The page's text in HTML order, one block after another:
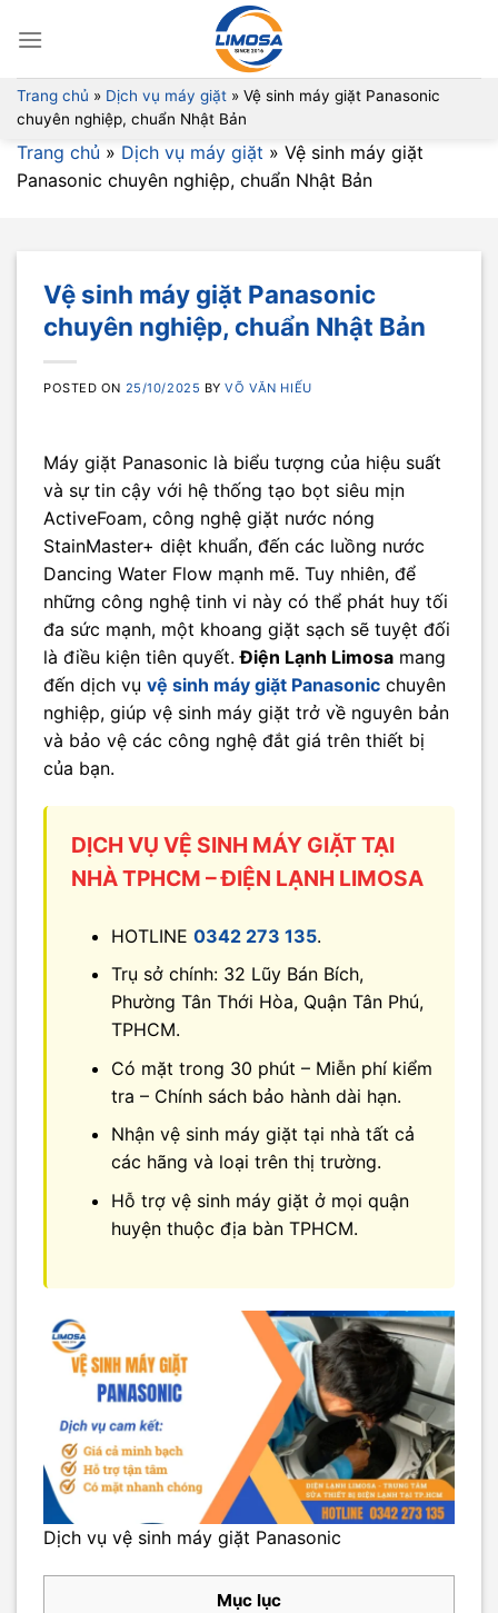
Trang chủ » Dịch vụ máy giặt » Vệ sinh máy giặt Panasonic
chuyên nghiệp, chuẩn Nhật Bản
Trang chủ » Dịch vụ máy giặt » Vệ sinh máy giặt
Panasonic chuyên nghiệp, chuẩn Nhật Bản
Vệ sinh máy giặt Panasonic
chuyên nghiệp, chuẩn Nhật Bản
POSTED ON 25/10/2025 BYVÕ VĂN HIẾU
Máy giặt Panasonic là biểu tượng của hiệu suất
và sự tin cậy với hệ thống tạo bọt siêu mịn
ActiveFoam, công nghệ giặt nước nóng
StainMaster+ diệt khuẩn, đến các luồng nước
Dancing Water Flow mạnh mẽ. Tuy nhiên, để
những công nghệ tinh vi này có thể phát huy tối
đa sức mạnh, một khoang giặt sạch sẽ tuyệt đối
là điều kiện tiên quyết.Điện Lạnh Limosa mang
đến dịch vụ vệ sinh máy giặt Panasonic chuyên
nghiệp, giúp vệ sinh máy giặt trở về nguyên bản
và bảo vệ các công nghệ đắt giá trên thiết bị
của bạn.
DỊCH VỤ VỆ SINH MÁY GIẶT TẠI
NHÀ TPHCM – ĐIỆN LẠNH LIMOSA
HOTLINE 0342 273 135.
Trụ sở chính: 32 Lũy Bán Bích,
Phường Tân Thới Hòa, Quận Tân Phú,
TPHCM.
Có mặt trong 30 phút – Miễn phí kiểm
tra – Chính sách bảo hành dài hạn.
Nhận vệ sinh máy giặt tại nhà tất cả
các hãng và loại trên thị trường.
Hỗ trợ vệ sinh máy giặt ở mọi quận
huyện thuộc địa bàn TPHCM.
Dịch vụ vệ sinh máy giặt Panasonic
Mục lục